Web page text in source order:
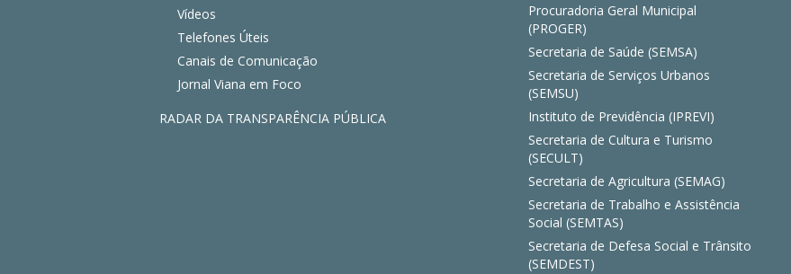
Vídeos
Telefones Úteis
Canais de Comunicação
Jornal Viana em Foco
RADAR DA TRANSPARÊNCIA PÚBLICA
Procuradoria Geral Municipal
(PROGER)
Secretaria de Saúde (SEMSA)
Secretaria de Serviços Urbanos
(SEMSU)
Instituto de Previdência (IPREVI)
Secretaria de Cultura e Turismo
(SECULT)
Secretaria de Agricultura (SEMAG)
Secretaria de Trabalho e Assistência
Social (SEMTAS)
Secretaria de Defesa Social e Trânsito
(SEMDEST)